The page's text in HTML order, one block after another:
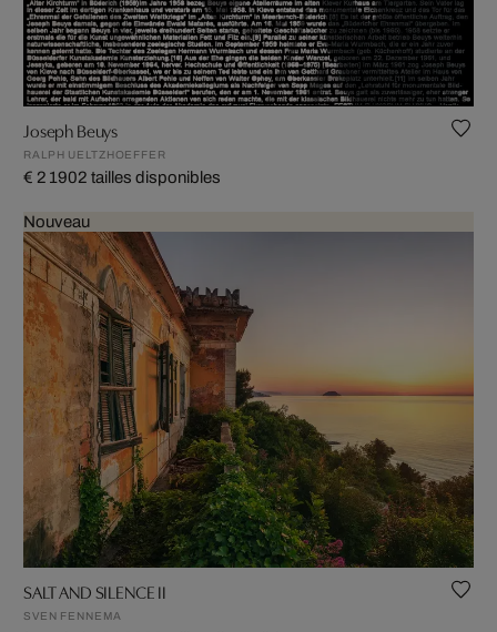
Joseph Beuys
RALPH UELTZHOEFFER
€ 2 1902 tailles disponibles
Nouveau
SALT AND SILENCE II
SVEN FENNEMA